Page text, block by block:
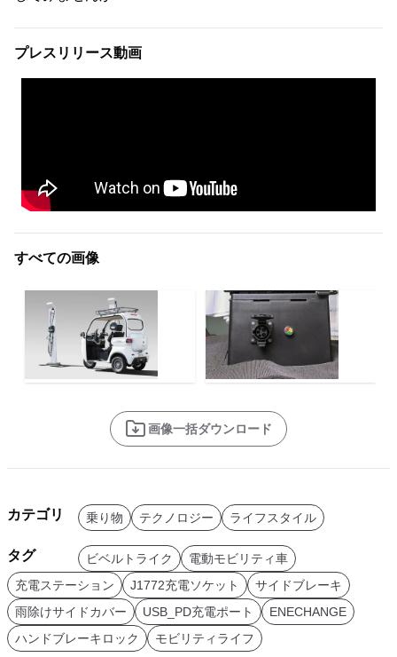
プレスリリース動画
すべての画像
画像一括ダウンロード
カテゴリ 乗り物 テクノロジー ライフスタイル
タグ ビベルトライク
電動モビリティ車
充電ステーション
J1772充電ソケット
サイドブレーキ
雨除けサイドカバー
USB_PD充電ポート
ENECHANGE
ハンドブレーキロック
モビリティライフ